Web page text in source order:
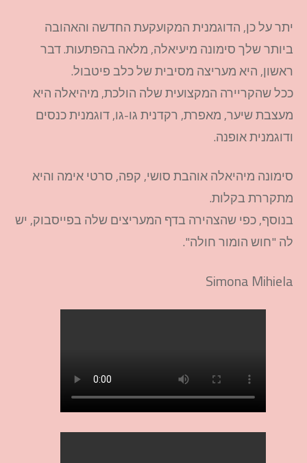
יתר על כן, הדוגמנית המקועקעת החדשה והאהובה
ביותר שלך סימונה מיעיאלה, מלאה בהפתעות. דבר
ראשון, היא מעריצה מסיבית של כלב פיטבול.
ככל שהקריירה המקצועית שלה הולכת, מיהיאלה היא
מעצבת שיער, מאפרת, רקדנית גו-גו, דוגמנית כנסים
ודוגמנית אופנה.
סימונה מיהיאלה אוהבת סושי, קפה, סרטי אימה והיא
מתקררת בקלות.
בנוסף, כפי שהצהירה בדף המעריצים שלה בפייסבוק, יש
לה "חוש הומור חולה".
Simona Mihiela